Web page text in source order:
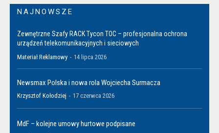
NAJNOWSZE
Zewnętrzne Szafy RACK Tycon TOC – profesjonalna ochrona
urządzeń telekomunikacyjnych i sieciowych
Materiał Reklamowy - 14 lipca 2026
Newsmax Polska i nowa rola Wojciecha Surmacza
Krzysztof Kołodziej - 17 czerwca 2026
MdF – kolejne umowy hurtowe podpisane